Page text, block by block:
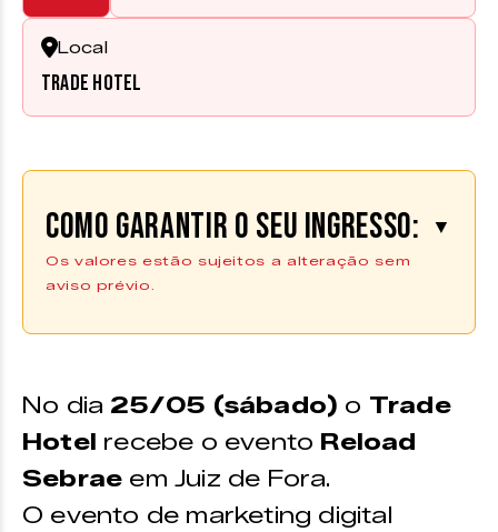
Local
Trade Hotel
Como garantir o seu ingresso: ▼
Os valores estão sujeitos a alteração sem
aviso prévio.
VALOR
2º lote (de 15/05 a 25/05 às 14h
ou até as vagas se esgotarem) –
No dia 25/05 (sábado) o Trade
Hotel recebe o evento Reload
Sebrae em Juiz de Fora.
O evento de marketing digital